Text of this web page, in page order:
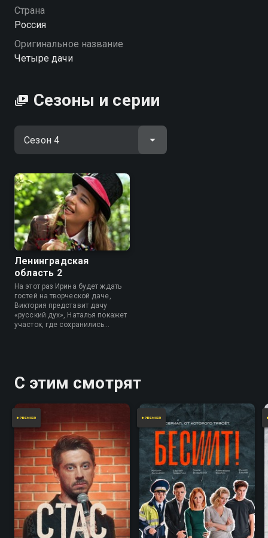
Посмотреть онлайн 4 сезон сериала Четыре дачи
вы можете совершенно бесплатно в хорошем HD
Страна
Россия
Оригинальное название
Четыре дачи
Сезоны и серии
Ленинградская
область 2
На этот раз Ирина будет ждать
гостей на творческой даче,
Виктория представит дачу
«русский дух», Наталья покажет
участок, где сохранились
С этим смотрят